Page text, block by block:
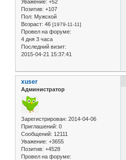
Уважение: +52
Позитив: +107
Пол: Мужской
Возраст: 46 [1979-11-11]
Провел на форуме:
4 дня 3 часа
Последний визит:
2015-04-21 15:37:41
xuser
Администратор
Зарегистрирован: 2014-04-06
Приглашений: 0
Сообщений: 12111
Уважение: +3655
Позитив: +4528
Провел на форуме: